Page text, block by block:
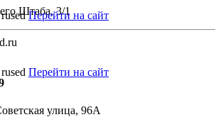
Штаба, 3/1
улица, 96А
Перейти на сайт
Перейти на сайт